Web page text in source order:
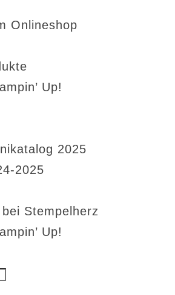
Onlineshop
Up!
2025
2025
Stempelherz
Up!